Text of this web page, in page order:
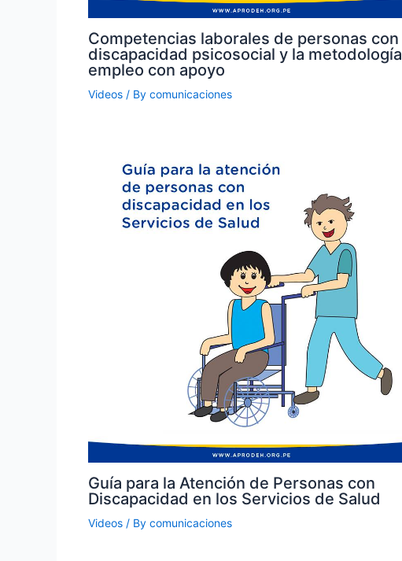
Competencias laborales de personas con
discapacidad psicosocial y la metodología
empleo con apoyo
Videos / By comunicaciones
Guía para la Atención de Personas con
Discapacidad en los Servicios de Salud
Videos / By comunicaciones